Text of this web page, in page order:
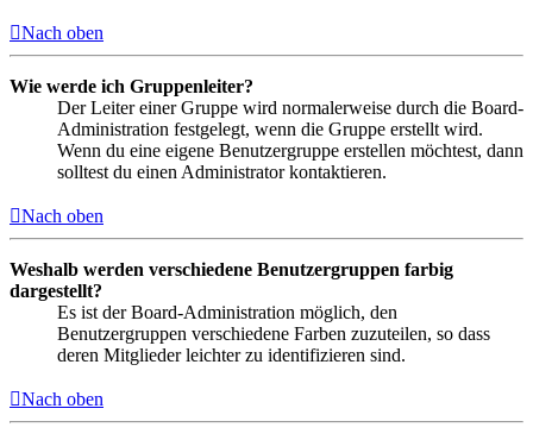
Nach oben
Wie werde ich Gruppenleiter?
Der Leiter einer Gruppe wird normalerweise durch die Board-
Administration festgelegt, wenn die Gruppe erstellt wird.
Wenn du eine eigene Benutzergruppe erstellen möchtest, dann
solltest du einen Administrator kontaktieren.
Nach oben
Weshalb werden verschiedene Benutzergruppen farbig
dargestellt?
Es ist der Board-Administration möglich, den
Benutzergruppen verschiedene Farben zuzuteilen, so dass
deren Mitglieder leichter zu identifizieren sind.
Nach oben